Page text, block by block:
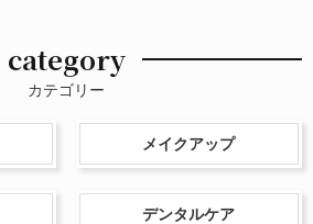
category
カテゴリー
メイクアップ
デンタルケア